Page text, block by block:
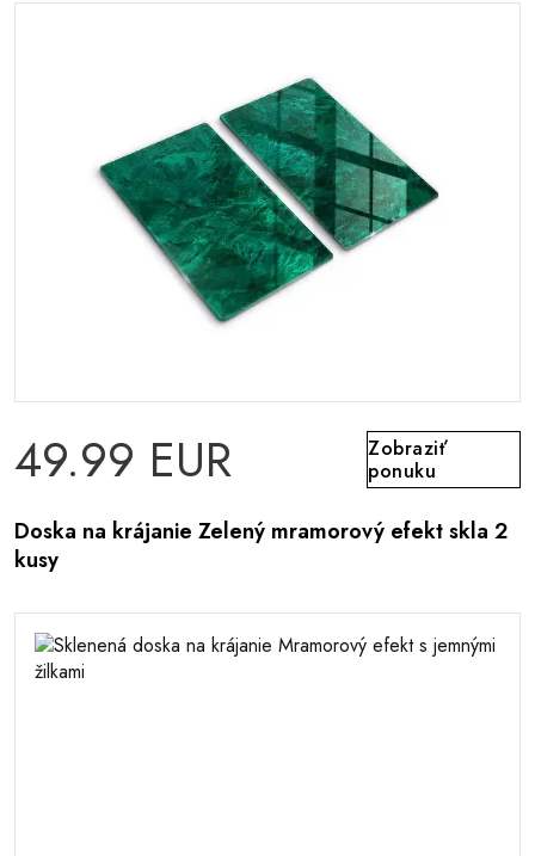
49.99 EUR
Zobraziť
ponuku
Doska na krájanie Zelený mramorový efekt skla 2
kusy